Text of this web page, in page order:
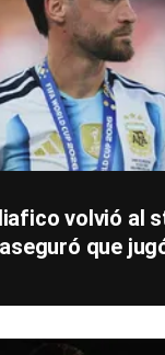
volvió al
que